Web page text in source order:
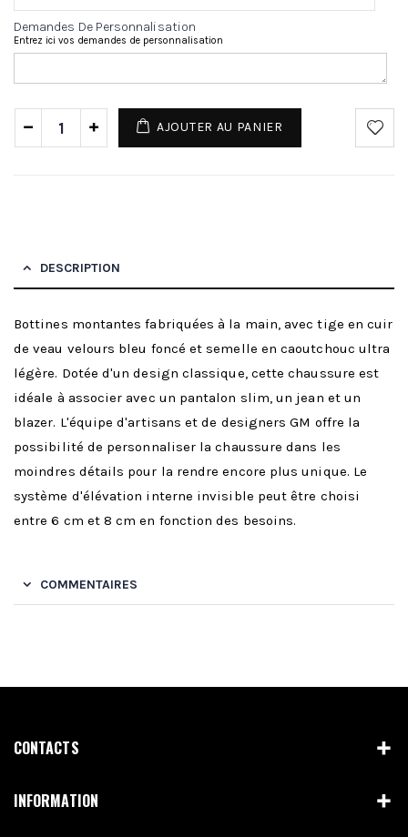
Demandes De Personnalisation
Entrez ici vos demandes de personnalisation
AJOUTER AU PANIER
DESCRIPTION
Bottines montantes fabriquées à la main, avec tige en cuir
de veau velours bleu foncé et semelle en caoutchouc ultra
légère. Dotée d'un design classique, cette chaussure est
idéale à associer avec un pantalon slim, un jean et un
blazer. L'équipe d'artisans et de designers GM offre la
possibilité de personnaliser la chaussure dans les
moindres détails pour la rendre encore plus unique. Le
système d'élévation interne invisible peut être choisi
entre 6 cm et 8 cm en fonction des besoins.
COMMENTAIRES
CONTACTS
INFORMATION